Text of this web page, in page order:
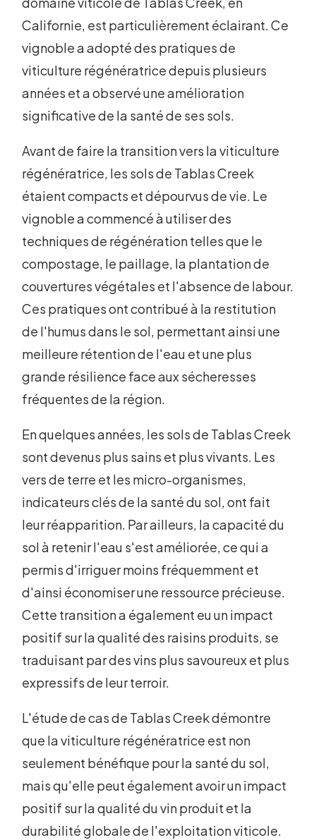
Californie, est particulièrement éclairant. Ce
vignoble a adopté des pratiques de
viticulture régénératrice depuis plusieurs
années et a observé une amélioration
significative de la santé de ses sols.
Avant de faire la transition vers la viticulture
régénératrice, les sols de Tablas Creek
étaient compacts et dépourvus de vie. Le
vignoble a commencé à utiliser des
techniques de régénération telles que le
compostage, le paillage, la plantation de
couvertures végétales et l'absence de labour.
Ces pratiques ont contribué à la restitution
de l'humus dans le sol, permettant ainsi une
meilleure rétention de l'eau et une plus
grande résilience face aux sécheresses
fréquentes de la région.
En quelques années, les sols de Tablas Creek
sont devenus plus sains et plus vivants. Les
vers de terre et les micro-organismes,
indicateurs clés de la santé du sol, ont fait
leur réapparition. Par ailleurs, la capacité du
sol à retenir l'eau s'est améliorée, ce qui a
permis d'irriguer moins fréquemment et
d'ainsi économiser une ressource précieuse.
Cette transition a également eu un impact
positif sur la qualité des raisins produits, se
traduisant par des vins plus savoureux et plus
expressifs de leur terroir.
L'étude de cas de Tablas Creek démontre
que la viticulture régénératrice est non
seulement bénéfique pour la santé du sol,
mais qu'elle peut également avoir un impact
positif sur la qualité du vin produit et la
durabilité globale de l'exploitation viticole.